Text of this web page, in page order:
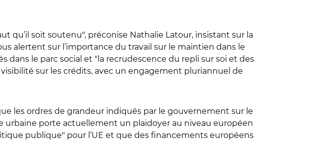
qu’il soit soutenu", préconise Nathalie Latour, insistant sur la
alertent sur l’importance du travail sur le maintien dans le
dans le parc social et " la recrudescence du repli sur soi et des
visibilité sur les crédits, avec un engagement pluriannuel de
les ordres de grandeur indiqués par le gouvernement sur le
urbaine porte actuellement un plaidoyer au niveau européen
publique" pour l’UE et que des financements européens